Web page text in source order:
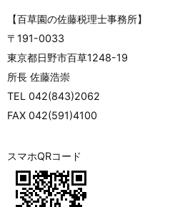
【百草園の佐藤税理士事務所】
〒191-0033
東京都日野市百草1248-19
所長 佐藤浩崇
TEL 042(843)2062
FAX 042(591)4100
スマホQRコード